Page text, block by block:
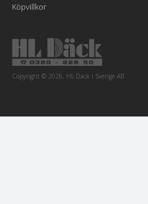
Köpvillkor
Copyright © 2026, HL Däck i Sverige AB